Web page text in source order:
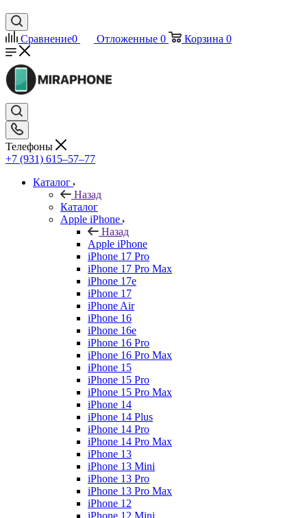
Сравнение0 Отложенные 0 Корзина 0
Телефоны
+7 (931) 615‒57‒77
Каталог
Назад
Каталог
Apple iPhone
Назад
Apple iPhone
iPhone 17 Pro
iPhone 17 Pro Max
iPhone 17e
iPhone 17
iPhone Air
iPhone 16
iPhone 16e
iPhone 16 Pro
iPhone 16 Pro Max
iPhone 15
iPhone 15 Pro
iPhone 15 Pro Max
iPhone 14
iPhone 14 Plus
iPhone 14 Pro
iPhone 14 Pro Max
iPhone 13
iPhone 13 Mini
iPhone 13 Pro
iPhone 13 Pro Max
iPhone 12
iPhone 12 Mini